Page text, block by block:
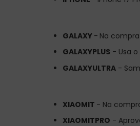
GALAXY - Na
GALAXYPLUS - Usa
GALAXYULTRA -
XIAOMIT - Na
XIAOMITPRO -